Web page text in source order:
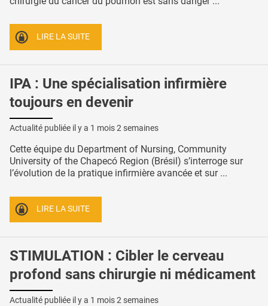
LIRE LA SUITE
IPA : Une spécialisation infirmière
toujours en devenir
Actualité publiée il y a 1 mois 2 semaines
Cette équipe du Department of Nursing, Community
University of the Chapecó Region (Brésil) s’interroge sur
l’évolution de la pratique infirmière avancée et sur ...
LIRE LA SUITE
STIMULATION : Cibler le cerveau
profond sans chirurgie ni médicament
Actualité publiée il y a 1 mois 2 semaines